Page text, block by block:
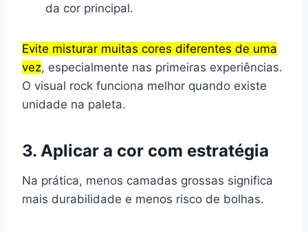
da cor principal.
Evite misturar muitas cores diferentes de uma
vez, especialmente nas primeiras experiências.
O visual rock funciona melhor quando existe
unidade na paleta.
3. Aplicar a cor com estratégia
Na prática, menos camadas grossas significa
mais durabilidade e menos risco de bolhas.